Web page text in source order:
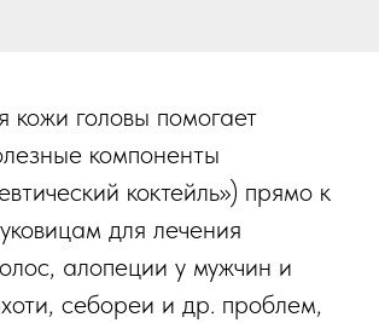
кожи головы помогает
компоненты
коктейль») прямо к
для лечения
алопеции у мужчин и
себореи и др. проблем,